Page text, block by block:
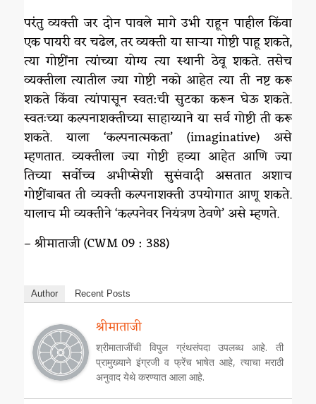
परंतु व्यक्ती जर दोन पावले मागे उभी राहून पाहील किंवा
एक पायरी वर चढेल, तर व्यक्ती या साऱ्या गोष्टी पाहू शकते,
त्या गोष्टींना त्यांच्या योग्य त्या स्थानी ठेवू शकते. तसेच
व्यक्तीला त्यातील ज्या गोष्टी नको आहेत त्या ती नष्ट करू
शकते किंवा त्यांपासून स्वत:ची सुटका करून घेऊ शकते.
स्वतःच्या कल्पनाशक्तीच्या साहाय्याने या सर्व गोष्टी ती करू
शकते. याला ‘कल्पनात्मकता’ (imaginative) असे
म्हणतात. व्यक्तीला ज्या गोष्टी हव्या आहेत आणि ज्या
तिच्या सर्वोच्च अभीप्सेशी सुसंवादी असतात अशाच
गोष्टींबाबत ती व्यक्ती कल्पनाशक्ती उपयोगात आणू शकते.
यालाच मी व्यक्तीने ‘कल्पनेवर नियंत्रण ठेवणे‌’ असे म्हणते.
– श्रीमाताजी (CWM 09 : 388)
Author Recent Posts
श्रीमाताजी
श्रीमाताजींची विपुल ग्रंथसंपदा उपलब्ध आहे. ती
प्रामुख्याने इंग्रजी व फ्रेंच भाषेत आहे, त्याचा मराठी
अनुवाद येथे करण्यात आला आहे.